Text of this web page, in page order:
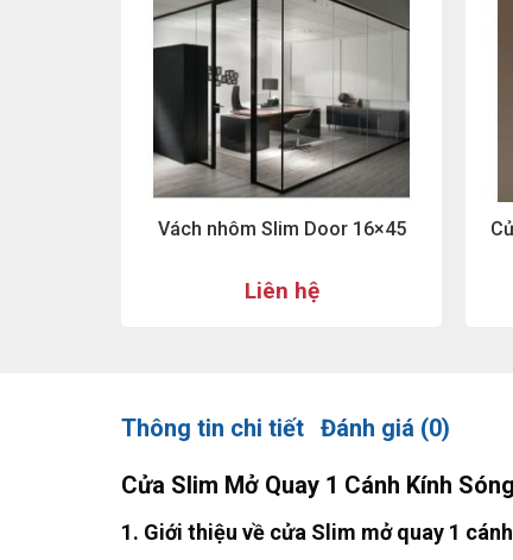
Vách nhôm Slim Door 16×45
Liên hệ
Thông tin chi tiết Đánh giá (0)
Cửa Slim Mở Quay 1 Cánh Kính
1. Giới thiệu về cửa Slim mở quay 1